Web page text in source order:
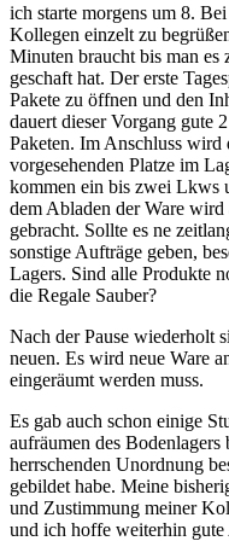
ich starte morgens um 8.
Kollegen einzelt zu
Minuten braucht bis man es
geschaft hat. Der erste
Pakete zu öffnen und den
dauert dieser Vorgang gute
Paketen. Im Anschluss wird
vorgesehenden Platze im
kommen ein bis zwei Lkws
dem Abladen der Ware
gebracht. Sollte es ne
sonstige Aufträge geben,
Lagers. Sind alle Produkte
die Regale Sauber?
Nach der Pause wiederholt
neuen. Es wird neue Ware
eingeräumt werden muss.
Es gab auch schon einige
aufräumen des
herrschenden Unordnung
gebildet habe. Meine
und Zustimmung meiner
und ich hoffe weiterhin